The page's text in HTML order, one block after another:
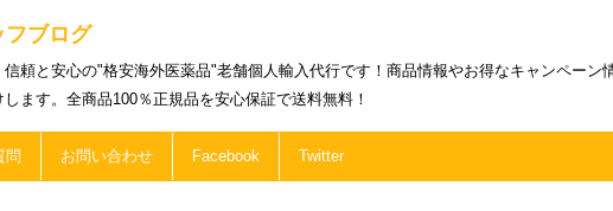
フブログ
頼と安心の"格安海外医薬品"老舗個人輸入代行です！商品情報やお得なキャンペーン
ます。全商品100％正規品を安心保証で送料無料！
問 お問い合わせ Facebook Twitter